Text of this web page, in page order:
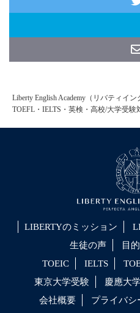
Liberty English Academy（リバティイ
TOEFL・IELTS・英検・高校/大学受験
LIBERTYのミッション
生徒の声
目
TOEIC
IELTS
東京大学受験
慶應大
会社概要
プライバシ